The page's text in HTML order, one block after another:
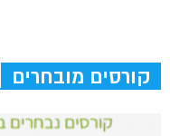
קורסים מובחרים